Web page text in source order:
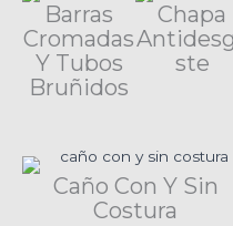
Barras
Cromadas
Y Tubos
Bruñidos
Chapa
ste
Caño Con Y Sin
Costura